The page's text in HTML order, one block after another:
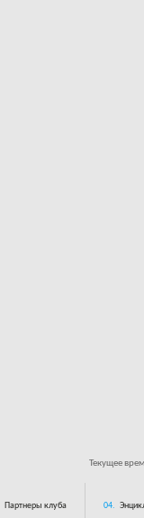
Текущее
Партнеры клуба 04.